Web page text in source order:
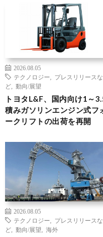
2026.08.05
テクノロジー
プレスリリースな
ど
動向/展望
トヨタL&F、国内向け1～
積みガソリンエンジン式フ
ークリフトの出荷を再開
2026.08.05
テクノロジー
プレスリリースな
ど
動向/展望 海外